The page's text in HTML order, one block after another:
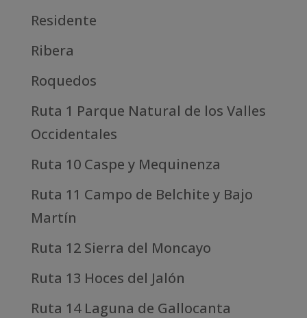
Residente
Ribera
Roquedos
Ruta 1 Parque Natural de los Valles
Occidentales
Ruta 10 Caspe y Mequinenza
Ruta 11 Campo de Belchite y Bajo
Martín
Ruta 12 Sierra del Moncayo
Ruta 13 Hoces del Jalón
Ruta 14 Laguna de Gallocanta